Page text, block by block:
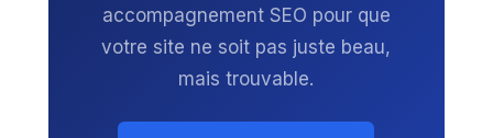
accompagnement SEO pour que
votre site ne soit pas juste beau,
mais trouvable.